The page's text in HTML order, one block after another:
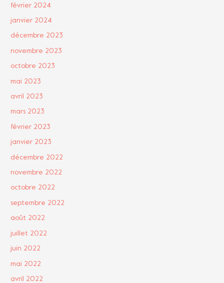
février 2024
janvier 2024
décembre 2023
novembre 2023
octobre 2023
mai 2023
avril 2023
mars 2023
février 2023
janvier 2023
décembre 2022
novembre 2022
octobre 2022
septembre 2022
août 2022
juillet 2022
juin 2022
mai 2022
avril 2022